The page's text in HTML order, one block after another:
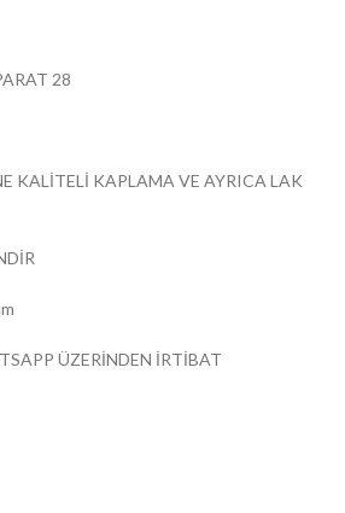
28
KALİTELİ KAPLAMA VE AYRICA LAK
ÜZERİNDEN İRTİBAT